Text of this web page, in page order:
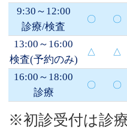
9:30～12:00
診療/検査
〇 〇
13:00～16:00
検査(予約のみ)
△ △
16:00～18:00
診療
〇 〇
※初診受付は診